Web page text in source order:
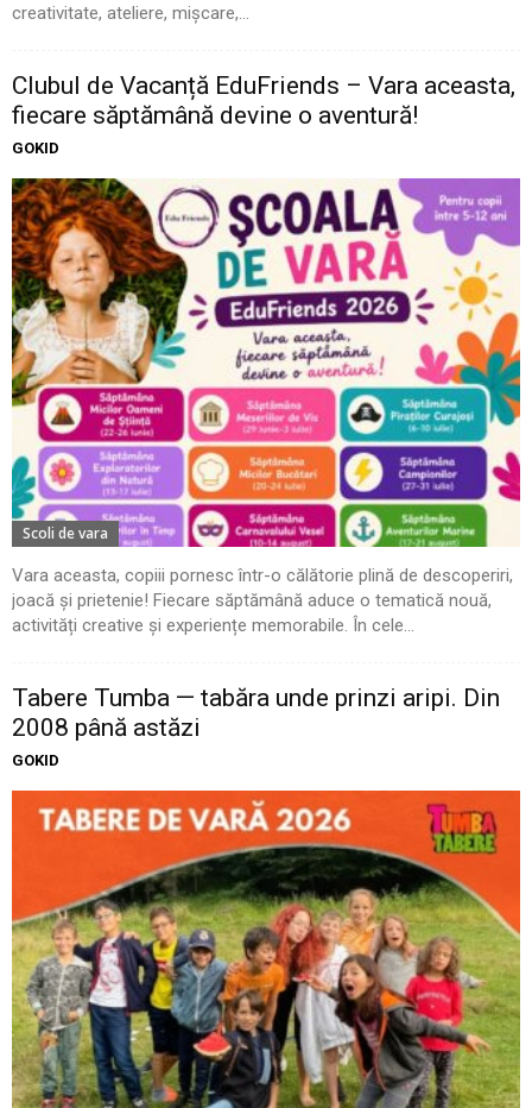
creativitate, ateliere, mișcare,...
Clubul de Vacanță EduFriends – Vara aceasta,
fiecare săptămână devine o aventură!
GOKID
Scoli de vara
Vara aceasta, copiii pornesc într-o călătorie plină de descoperiri,
joacă și prietenie! Fiecare săptămână aduce o tematică nouă,
activități creative și experiențe memorabile. În cele...
Tabere Tumba — tabăra unde prinzi aripi. Din
2008 până astăzi
GOKID